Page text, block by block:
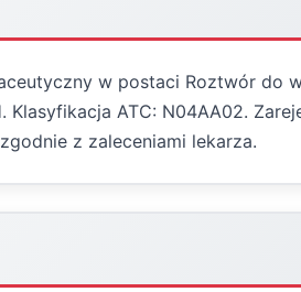
w postaci Roztwór do
Klasyfikacja ATC: N04AA02.
z zaleceniami lekarza.